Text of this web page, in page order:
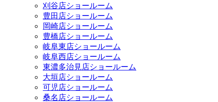
刈谷店ショールーム
豊田店ショールーム
岡崎店ショールーム
豊橋店ショールーム
岐阜東店ショールーム
岐阜西店ショールーム
東濃多治見店ショールーム
大垣店ショールーム
可児店ショールーム
桑名店ショールーム